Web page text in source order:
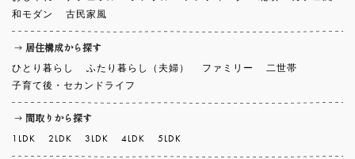
和モダン
古民家風
居住構成から探す
ひとり暮らし ふたり暮らし（夫婦） ファミリー
二世帯
子育て後・セカンドライフ
間取りから探す
1LDK 2LDK 3LDK 4LDK 5LDK